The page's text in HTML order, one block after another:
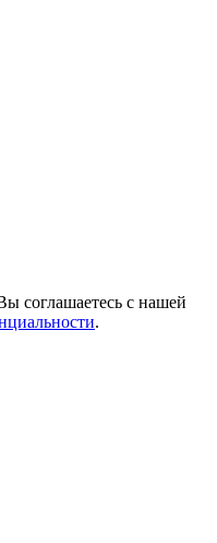
соглашаетесь с нашей
.